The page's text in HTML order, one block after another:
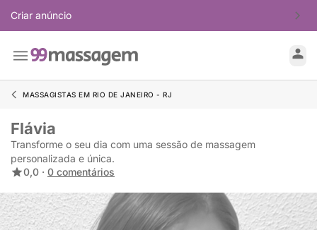
Criar anúncio
MASSAGISTAS EM RIO DE JANEIRO - RJ
Flávia
Transforme o seu dia com uma sessão de massagem
personalizada e única.
0,0 · 0 comentários